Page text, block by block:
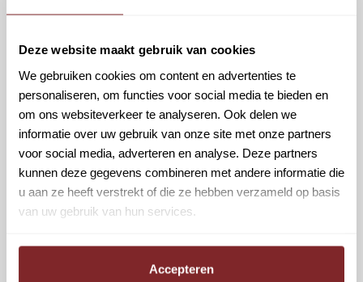
Deze website maakt gebruik van cookies
We gebruiken cookies om content en advertenties te
personaliseren, om functies voor social media te bieden en
om ons websiteverkeer te analyseren. Ook delen we
informatie over uw gebruik van onze site met onze partners
voor social media, adverteren en analyse. Deze partners
kunnen deze gegevens combineren met andere informatie die
u aan ze heeft verstrekt of die ze hebben verzameld op basis
van uw gebruik van hun services.
Accepteren